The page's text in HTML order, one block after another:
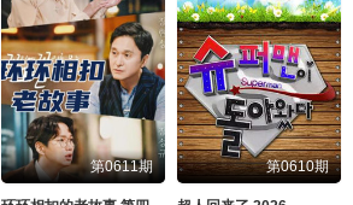
第0611期 第0610期